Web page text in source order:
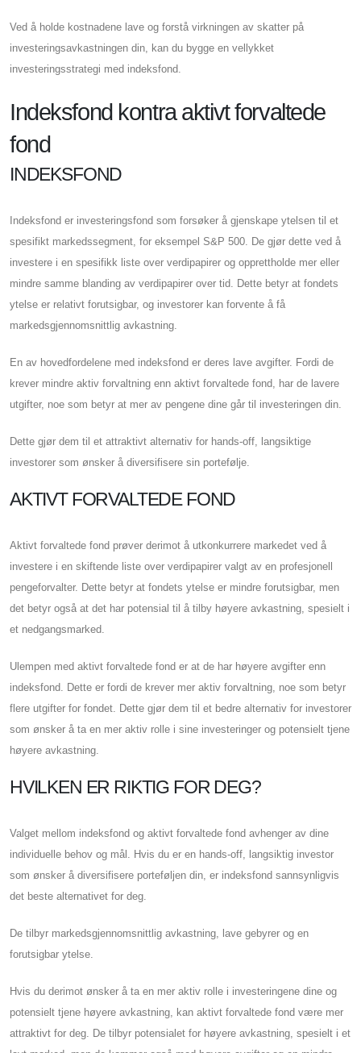
Ved å holde kostnadene lave og forstå virkningen av skatter på
investeringsavkastningen din, kan du bygge en vellykket
investeringsstrategi med indeksfond.
Indeksfond kontra aktivt forvaltede
fond
INDEKSFOND
Indeksfond er investeringsfond som forsøker å gjenskape ytelsen til et
spesifikt markedssegment, for eksempel S&P 500. De gjør dette ved å
investere i en spesifikk liste over verdipapirer og opprettholde mer eller
mindre samme blanding av verdipapirer over tid. Dette betyr at fondets
ytelse er relativt forutsigbar, og investorer kan forvente å få
markedsgjennomsnittlig avkastning.
En av hovedfordelene med indeksfond er deres lave avgifter. Fordi de
krever mindre aktiv forvaltning enn aktivt forvaltede fond, har de lavere
utgifter, noe som betyr at mer av pengene dine går til investeringen din.
Dette gjør dem til et attraktivt alternativ for hands-off, langsiktige
investorer som ønsker å diversifisere sin portefølje.
AKTIVT FORVALTEDE FOND
Aktivt forvaltede fond prøver derimot å utkonkurrere markedet ved å
investere i en skiftende liste over verdipapirer valgt av en profesjonell
pengeforvalter. Dette betyr at fondets ytelse er mindre forutsigbar, men
det betyr også at det har potensial til å tilby høyere avkastning, spesielt i
et nedgangsmarked.
Ulempen med aktivt forvaltede fond er at de har høyere avgifter enn
indeksfond. Dette er fordi de krever mer aktiv forvaltning, noe som betyr
flere utgifter for fondet. Dette gjør dem til et bedre alternativ for investorer
som ønsker å ta en mer aktiv rolle i sine investeringer og potensielt tjene
høyere avkastning.
HVILKEN ER RIKTIG FOR DEG?
Valget mellom indeksfond og aktivt forvaltede fond avhenger av dine
individuelle behov og mål. Hvis du er en hands-off, langsiktig investor
som ønsker å diversifisere porteføljen din, er indeksfond sannsynligvis
det beste alternativet for deg.
De tilbyr markedsgjennomsnittlig avkastning, lave gebyrer og en
forutsigbar ytelse.
Hvis du derimot ønsker å ta en mer aktiv rolle i investeringene dine og
potensielt tjene høyere avkastning, kan aktivt forvaltede fond være mer
attraktivt for deg. De tilbyr potensialet for høyere avkastning, spesielt i et